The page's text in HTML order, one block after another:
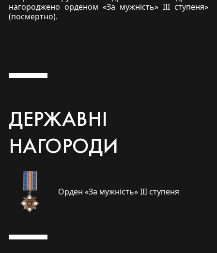
нагороджено орденом «За мужність» ІІІ ступеня»
(посмертно).
ДЕРЖАВНІ
НАГОРОДИ
Орден «За мужність» ІІІ ступеня